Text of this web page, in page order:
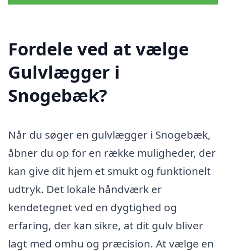
Fordele ved at vælge
Gulvlægger i
Snogebæk?
Når du søger en gulvlægger i Snogebæk,
åbner du op for en række muligheder, der
kan give dit hjem et smukt og funktionelt
udtryk. Det lokale håndværk er
kendetegnet ved en dygtighed og
erfaring, der kan sikre, at dit gulv bliver
lagt med omhu og præcision. At vælge en